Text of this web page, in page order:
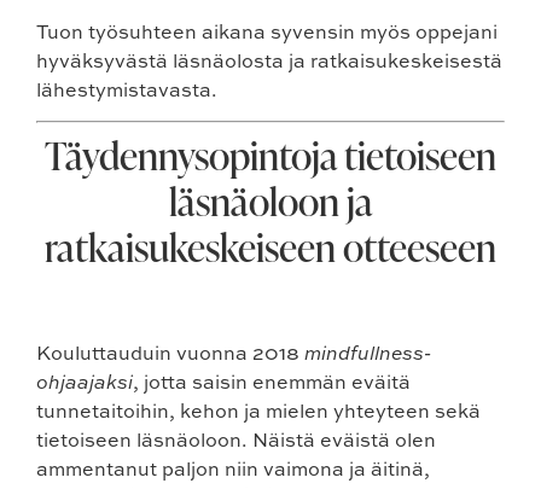
Tuon työsuhteen aikana syvensin myös oppejani
hyväksyvästä läsnäolosta ja ratkaisukeskeisestä
lähestymistavasta.
Täydennysopintoja tietoiseen
läsnäoloon ja
ratkaisukeskeiseen otteeseen
Kouluttauduin vuonna 2018 mindfullness-
ohjaajaksi, jotta saisin enemmän eväitä
tunnetaitoihin, kehon ja mielen yhteyteen sekä
tietoiseen läsnäoloon. Näistä eväistä olen
ammentanut paljon niin vaimona ja äitinä,